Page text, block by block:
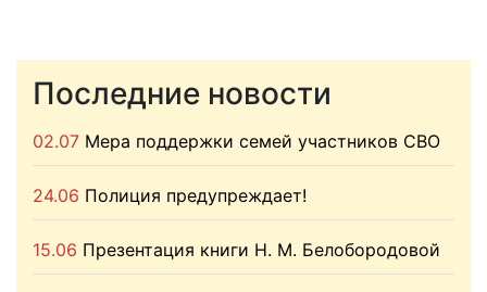
Последние новости
02.07 Мера поддержки семей участников СВО
24.06 Полиция предупреждает!
15.06 Презентация книги Н. М. Белобородовой